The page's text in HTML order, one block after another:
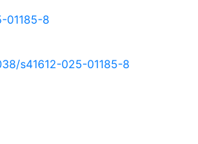
01185-8
s41612-025-01185-8